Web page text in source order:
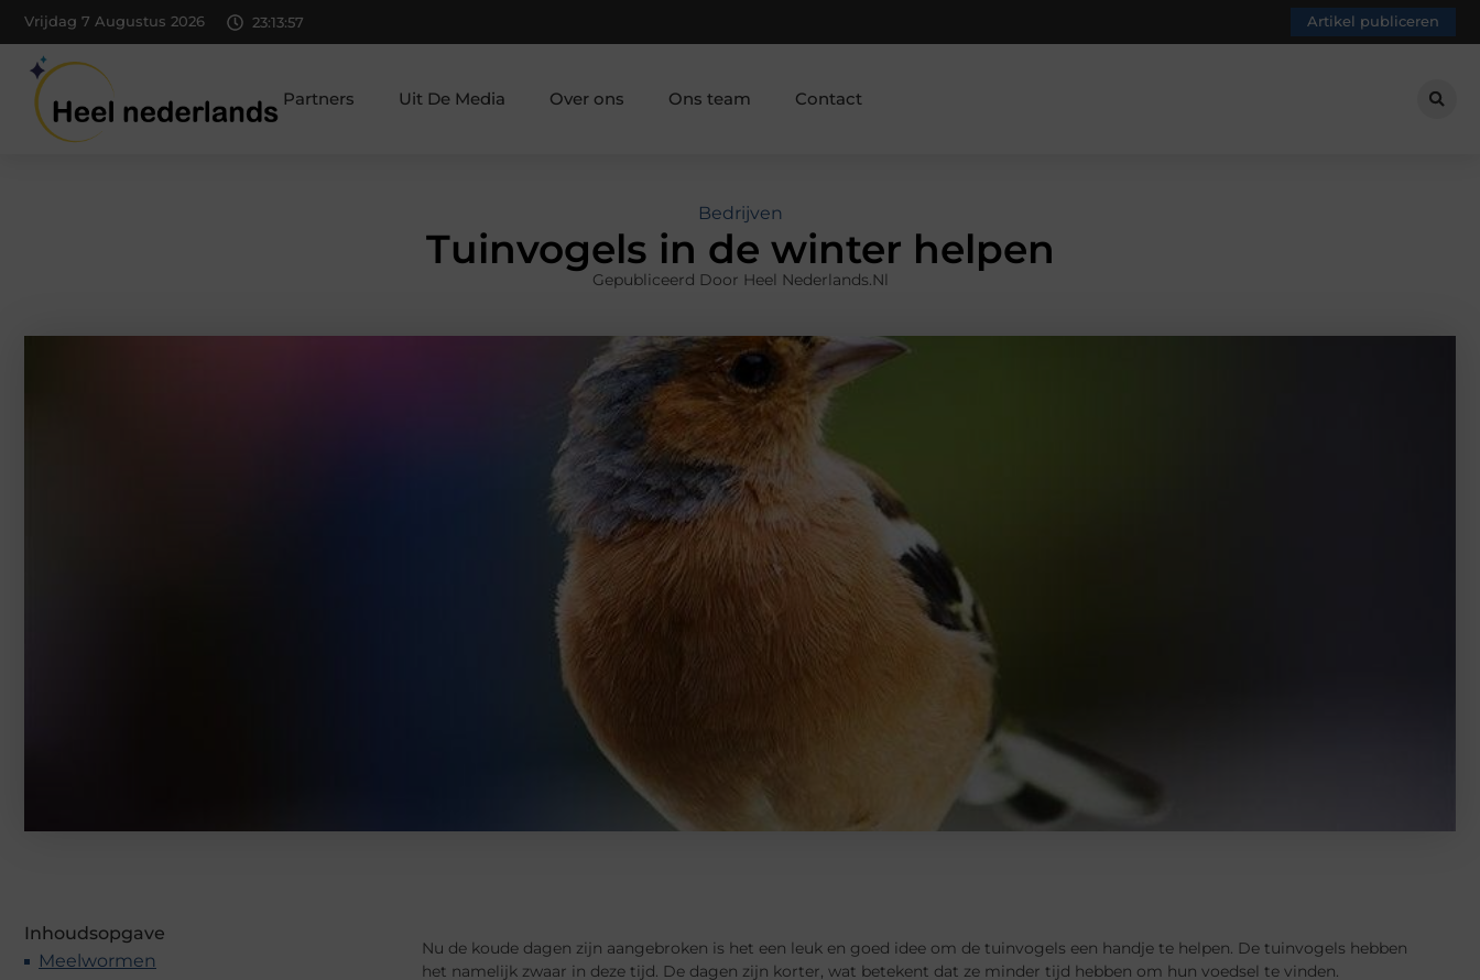
Vrijdag 7 Augustus 2026 23:13:58 Artikel publiceren
Partners Uit De Media Over ons Ons team Contact
Bedrijven
Tuinvogels in de winter helpen
Gepubliceerd Door Heel Nederlands.nl
Inhoudsopgave
Meelwormen
Nu de koude dagen zijn aangebroken is het een leuk en goed idee om de tuinvogels een handje te helpen. De tuinvogels hebben
het namelijk zwaar in deze tijd. De dagen zijn korter, wat betekent dat ze minder tijd hebben om hun voedsel te vinden.